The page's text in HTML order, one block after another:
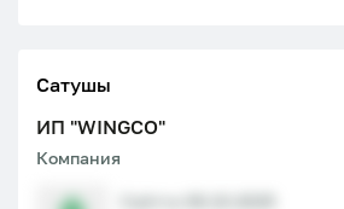
Сатушы
ИП "WINGCO"
Компания